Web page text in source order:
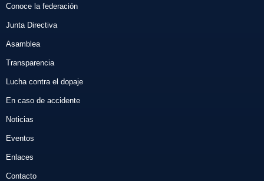
Conoce la federación
Junta Directiva
Asamblea
Transparencia
Lucha contra el dopaje
En caso de accidente
Noticias
Eventos
Enlaces
Contacto